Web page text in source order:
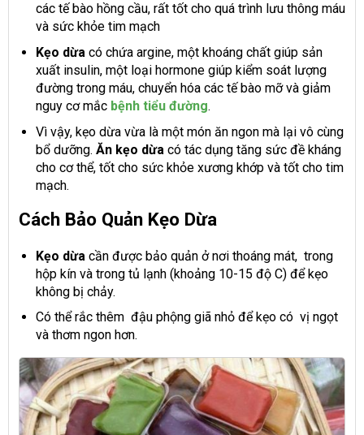
các tế bào hồng cầu, rất tốt cho quá trình lưu thông máu
và sức khỏe tim mạch
Kẹo dừacó chứa argine, một khoáng chất giúp sản
xuất insulin, một loại hormone giúp kiểm soát lượng
đường trong máu, chuyển hóa các tế bào mỡ và giảm
nguy cơ mắc bệnh tiểu đường.
Vì vậy, kẹo dừa vừa là một món ăn ngon mà lại vô cùng
bổ dưỡng. Ăn kẹo dừa có tác dụng tăng sức đề kháng
cho cơ thể, tốt cho sức khỏe xương khớp và tốt cho tim
mạch.
Cách Bảo Quản Kẹo Dừa
Kẹo dừa cần được bảo quản ở nơi thoáng mát, trong
hộp kín và trong tủ lạnh (khoảng 10-15 độ C) để kẹo
không bị chảy.
Có thể rắc thêm đậu phộng giã nhỏ để kẹo có vị ngọt
và thơm ngon hơn.